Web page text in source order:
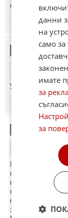
се се от
16.06.2026
Като
ОТГОВОР
у нас.
16.06.2026
Италия ще се
предоставени
които да
нито едно
финансите като
за
данни
на
само
имате
за
за